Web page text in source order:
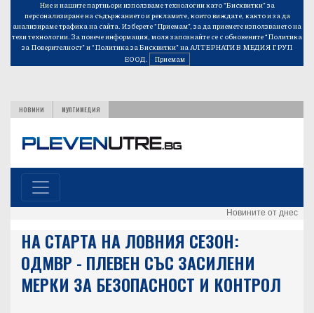
Ние и нашите партньори използваме технологии като “Бисквитки” за
персонализиране на съдържанието и рекламите, които виждате, както и за да
анализираме трафика на сайта. Изберете “Приемам”, за да приемете използването на
тези технологии. За повече информация, моля запознайте се с обновените“Политика
за Поверителност”и“Политика за Бисквитки”на АЛТЕРНАТИВ МЕДИЯ ГРУП
ЕООД.
Приемам
НОВИНИ МУЛТИМЕДИЯ
Новините от днес
НА СТАРТА НА ЛОВНИЯ СЕЗОН:
ОДМВР - ПЛЕВЕН СЪС ЗАСИЛЕНИ
МЕРКИ ЗА БЕЗОПАСНОСТ И КОНТРОЛ